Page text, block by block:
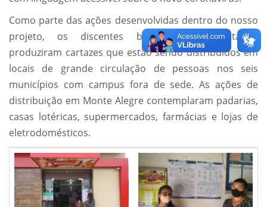
Como parte das ações desenvolvidas dentro do nosso
projeto, os discentes bolsistas e voluntários
produziram cartazes que estão sendo distribuídos em
locais de grande circulação de pessoas nos seis
municípios com campus fora de sede. As ações de
distribuição em Monte Alegre contemplaram padarias,
casas lotéricas, supermercados, farmácias e lojas de
eletrodomésticos.